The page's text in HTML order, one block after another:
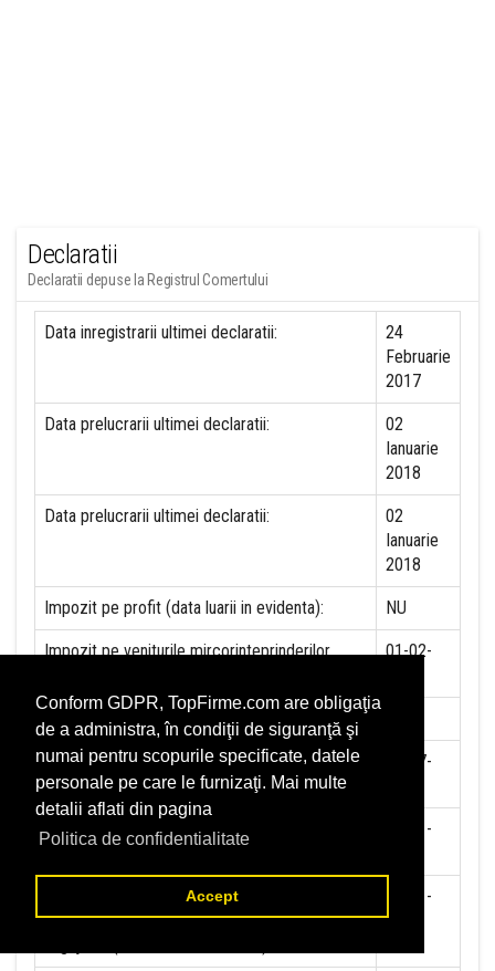
Conform GDPR, TopFirme.com are obligaţia
de a administra, în condiţii de siguranţă şi
numai pentru scopurile specificate, datele
personale pe care le furnizaţi. Mai multe
detalii aflati din pagina
Politica de confidentialitate
Accept
Declaratii
Declaratii depuse la Registrul Comertului
Data inregistrarii ultimei declaratii:
24
Februarie
2017
Data prelucrarii ultimei declaratii:
02
Ianuarie
2018
Data prelucrarii ultimei declaratii:
02
Ianuarie
2018
Impozit pe profit (data luarii in evidenta): NU
Impozit pe veniturile mircorinteprinderilor
01-02-
Accize (data luarii in evidenta)
Taxa pe valoare adaugata (data luarii in
evidenta)
01-07-
Contributia la asigurari sociale (data luarii in
01-01-
Contributia de asigurare pentru accidente de
munca si boli profesionale datorate de
01-01-
2018